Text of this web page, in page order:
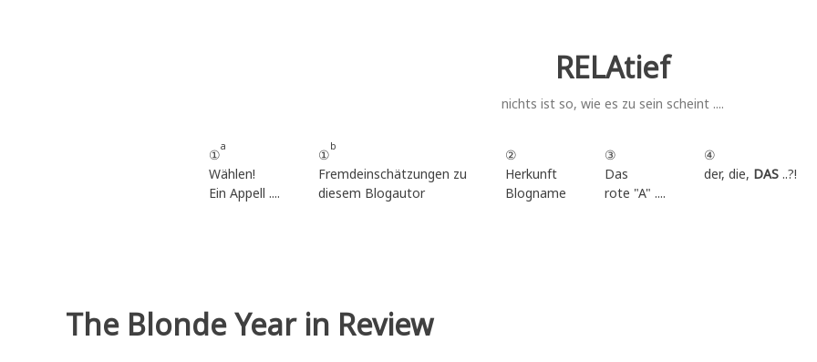
RELAtief
nichts ist so, wie es zu sein scheint ....
①
a
Wählen!
Ein Appell ....
①
b
Fremdeinschätzungen zu
diesem Blogautor
②
Herkunft
Blogname
③
Das
rote "A" ....
④
der, die, DAS..?!
The Blonde Year in Review